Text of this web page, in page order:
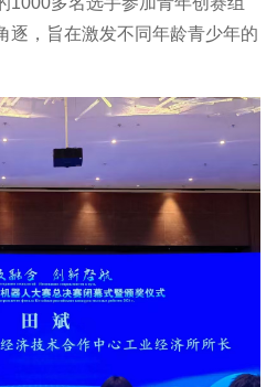
逐，旨在激发不同年龄青少年的